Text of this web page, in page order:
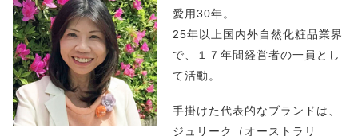
愛用30年。
25年以上国内外自然化粧品業界
で、１７年間経営者の一員とし
て活動。
手掛けた代表的なブランドは、
ジュリーク（オーストラリ